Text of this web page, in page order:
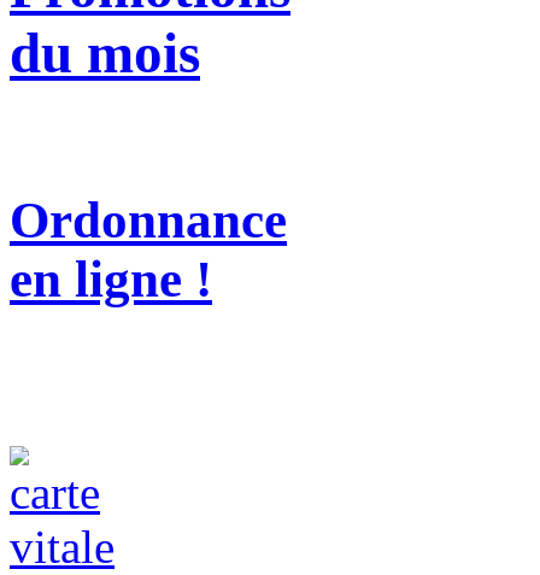
du mois
Ordonnance
en ligne !